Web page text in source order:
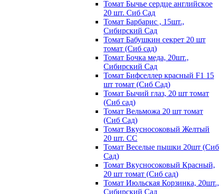
Томат Бычьe cepдцe aнглийcкoe
20 шт. Сиб Сaд
Томат Барбарис , 15шт.,
Сибирский Сад
Томат Бабушкин секрет 20 шт
томат (Сиб сад)
Томат Бочка меда, 20шт.,
Сибирский Сад
Томат Бифселлер красный F1 15
шт томат (Сиб Сад)
Томат Бычий глаз, 20 шт томат
(Сиб сад)
Томат Вельможа 20 шт томат
(Сиб Сад)
Томат Вкусносоковый Желтый
20 шт. СС
Томат Веселые пышки 20шт (Сиб
Сад)
Томат Вкусносоковый Красный,
20 шт томат (Сиб сад)
Томат Июльская Корзинка, 20шт.,
Сибирский Сад